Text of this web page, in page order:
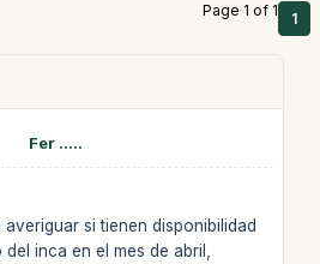
Page 1 of 1 1
Fer .....
si tienen disponibilidad
inca en el mes de abril,